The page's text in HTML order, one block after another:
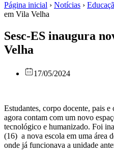
Página inicial › Notícias ›
em Vila Velha
Sesc-ES inaugura
Velha
17/05/2024
Estudantes, corpo docente, pais
agora contam com um novo
tecnológico e humanizado. Foi
(16) a nova escola em uma área
onde já funcionava a unidade